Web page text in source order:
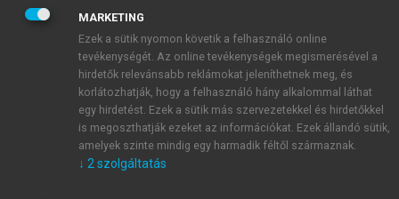
JELSZÓ
JELSZÓ ÚJRA
Kérek értesítést a MeRSZ újdonságairól, akcióiról.
Kérek értesítést az Akadémiai Kiadó Zrt. újdonságairól,
MARKETING
Ezek a sütik nyomon követik a felhasználó online
tevékenységét. Az online tevékenységek megismerésével a
hirdetők relevánsabb reklámokat jeleníthetnek meg, és
korlátozhatják, hogy a felhasználó hány alkalommal láthat
egy hirdetést. Ezek a sütik más szervezetekkel és hirdetőkkel
is megoszthatják ezeket az információkat. Ezek állandó sütik,
amelyek szinte mindig egy harmadik féltől származnak.
↓ 2 szolgáltatás